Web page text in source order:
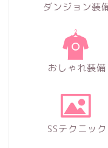
ダンジョン装
おしゃれ装備
SSテクニック